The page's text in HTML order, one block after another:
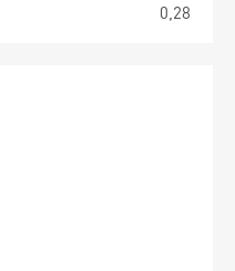
0,28